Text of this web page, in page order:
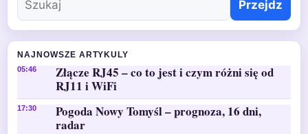
Przejdz
NAJNOWSZE ARTYKULY
05:46
Złącze RJ45 – co to jest i czym różni się od
RJ11 i WiFi
17:30
Pogoda Nowy Tomyśl – prognoza, 16 dni,
radar